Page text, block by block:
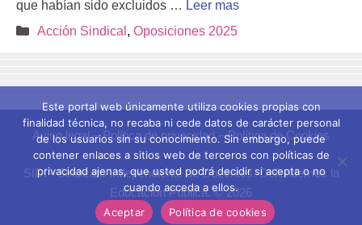
que habían sido excluidos … Leer mas
Categorías
Acción Sindical , Oposiciones 2025
Aviso legal–Política de privacidad–Política de Cookies
SIDI - Sindicato Independiente de Docentes. Defendemos la
Educación Pública. © 2026
Este portal web únicamente utiliza cookies propias con
finalidad técnica, no recaba ni cede datos de carácter personal
de los usuarios sin su conocimiento. Sin embargo, puede
contener enlaces a sitios web de terceros con políticas de
privacidad ajenas, que usted podrá decidir si acepta o no
cuando acceda a ellos.
Aceptar
Política de cookies